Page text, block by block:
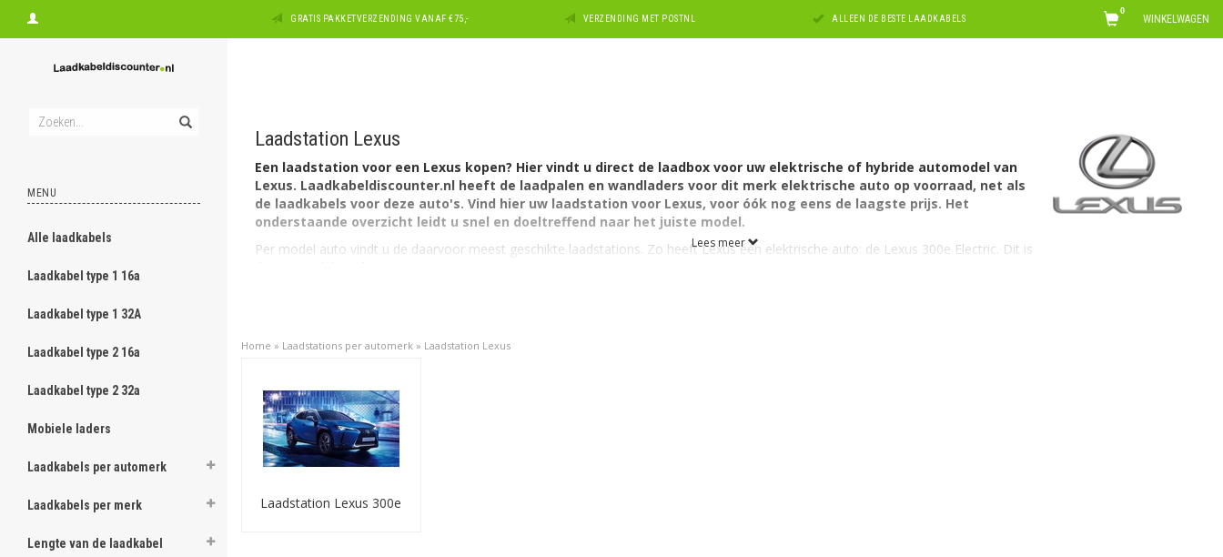
GRATIS PAKKETVERZENDING VANAF €75,- VERZENDING MET POSTNL ALLEEN DE BESTE LAADKABELS WINKELWAGEN
0
MENU
Alle laadkabels
Laadkabel type 1 16a
Laadkabel type 1 32A
Laadkabel type 2 16a
Laadkabel type 2 32a
Mobiele laders
Laadkabels per automerk
Laadkabels per merk
Lengte van de laadkabel
Laadstation Lexus
Een laadstation voor een Lexus kopen? Hier vindt u direct de laadbox voor uw elektrische of hybride automodel van
Lexus. Laadkabeldiscounter.nl heeft de laadpalen en wandladers voor dit merk elektrische auto op voorraad, net als
de laadkabels voor deze auto's. Vind hier uw laadstation voor Lexus, voor óók nog eens de laagste prijs. Het
onderstaande overzicht leidt u snel en doeltreffend naar het juiste model.
Per model auto vindt u de daarvoor meest geschikte laadstations. Zo heeft Lexus één elektrische auto: de Lexus 300e Electric. Dit is
Laadstations voor Lexus
Kies hieronder het model van Lexus en u vindt de meeste geschikte laadstations!
Lees meer
Home » Laadstations per automerk » Laadstation Lexus
Laadstation Lexus 300e